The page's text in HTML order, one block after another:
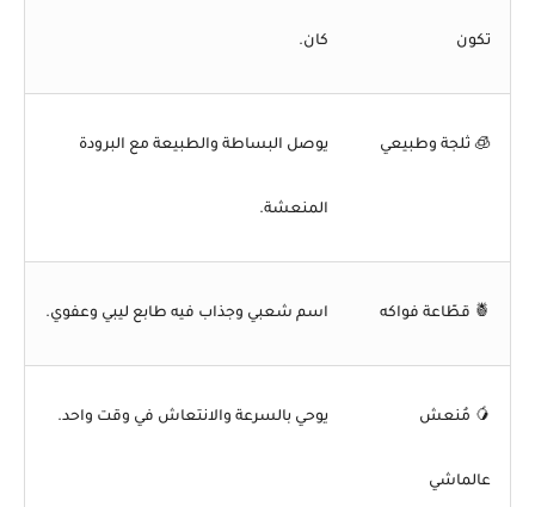
تكون كان.
🧊 ثلجة وطبيعي يوصل البساطة والطبيعة مع البرودة
المنعشة.
🍍 قطّاعة فواكه اسم شعبي وجذاب فيه طابع ليبي وعفوي.
🥭 مُنعش
عالماشي
يوحي بالسرعة والانتعاش في وقت واحد.